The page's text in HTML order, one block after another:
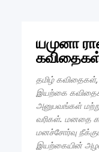
யமுனா
தமிழ்
இயற்கை
அனுபவங்கள்
வரிகள். மனதை
மனச்சோர்வு
இயற்கையின்